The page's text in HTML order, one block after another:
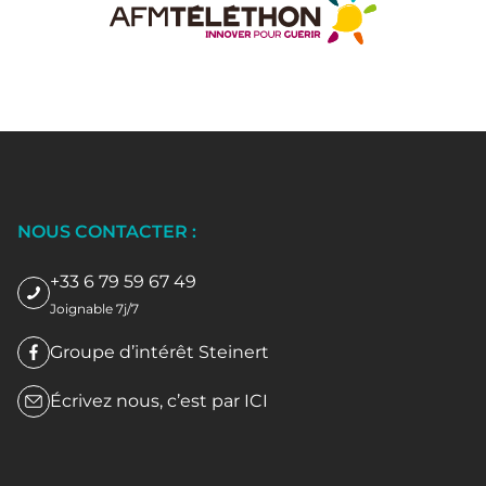
NOUS CONTACTER :
+33 6 79 59 67 49
Joignable 7j/7
Groupe d’intérêt Steinert
Écrivez nous, c’est par ICI